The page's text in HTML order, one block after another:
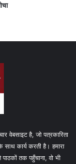
वेबसाइट है, जो पत्रकारिता
साथ कार्य करती है। हमारा
तक पहुँचाना, वो भी